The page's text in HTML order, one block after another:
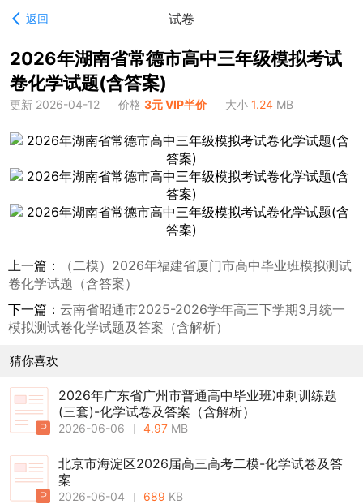
返回 试卷
2026年湖南省常德市高中三年级模拟考试
卷化学试题(含答案)
更新 2026-04-12 价格 3元 VIP半价 大小 1.24 MB
上一篇：
（二模）2026年福建省厦门市高中毕业班模拟测试
卷化学试题（含答案）
下一篇： 云南省昭通市2025-2026学年高三下学期3月统一
模拟测试卷化学试题及答案（含解析）
猜你喜欢
2026年广东省广州市普通高中毕业班冲刺训练题
(三套)-化学试卷及答案（含解析）
2026-06-06 4.97 MB
北京市海淀区2026届高三高考二模-化学试卷及答
案
2026-06-04 689 KB